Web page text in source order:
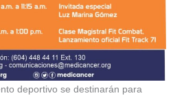
deportivo se destinarán para